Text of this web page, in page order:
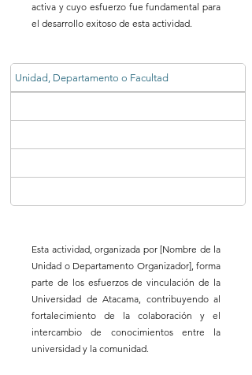
activa y cuyo esfuerzo fue fundamental para
el desarrollo exitoso de esta actividad.
Unidad, Departamento o Facultad
Esta actividad, organizada por [Nombre de la
Unidad o Departamento Organizador], forma
parte de los esfuerzos de vinculación de la
Universidad de Atacama, contribuyendo al
fortalecimiento de la colaboración y el
intercambio de conocimientos entre la
universidad y la comunidad.